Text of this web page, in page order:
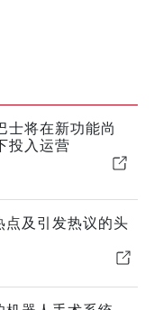
士将在新功能尚
投入运营
点及引发热议的头